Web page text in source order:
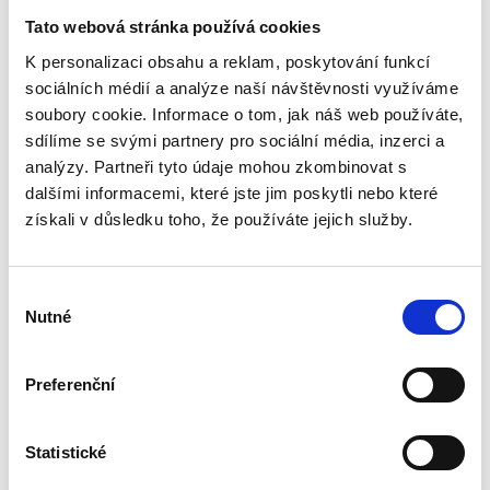
Tato webová stránka používá cookies
K personalizaci obsahu a reklam, poskytování funkcí
sociálních médií a analýze naší návštěvnosti využíváme
soubory cookie. Informace o tom, jak náš web používáte,
sdílíme se svými partnery pro sociální média, inzerci a
analýzy. Partneři tyto údaje mohou zkombinovat s
dalšími informacemi, které jste jim poskytli nebo které
získali v důsledku toho, že používáte jejich služby.
souhlasu
Nutné
Preferenční
Statistické
pohybu zvětšuje a blokáda uvolňuje.
Tato terapie se používá například v případě tzv.
zmrzlého ramene či tenisového lokte. V těchto
případech se jedná o uvolnění zádového svalstva,
krku, ramenního pletence, lokte, zápěstí a
prstů. Tuto terapii lze samozřejmě aplikovat i na
ostatní částí pohybového aparátu.
Tato technika se nikdy neužívá, pokud je
Vyhněte se alkoholu a jiným omamným